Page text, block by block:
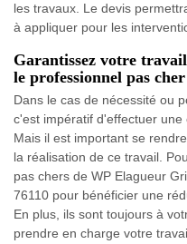
les travaux. Le devis
à appliquer pour les
Garantissez votre
le professionnel pas
Dans le cas de nécessité ou
c'est impératif d'effectuer
Mais il est important se
la réalisation de ce travail.
pas chers de WP Elagueur
76110 pour bénéficier une
En plus, ils sont toujours à
prendre en charge votre